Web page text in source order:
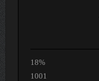
18%
1001